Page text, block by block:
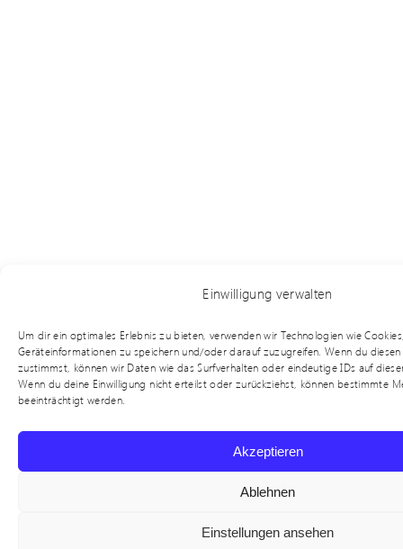
Einwilligung verwalten
Um dir ein optimales Erlebnis zu bieten, verwenden wir Technologien wie
Geräteinformationen zu speichern und/oder darauf zuzugreifen. Wenn du
zustimmst, können wir Daten wie das Surfverhalten oder eindeutige IDs auf
Wenn du deine Einwilligung nicht erteilst oder zurückziehst, können bestimmte
beeinträchtigt werden.
Akzeptieren
Ablehnen
Einstellungen ansehen